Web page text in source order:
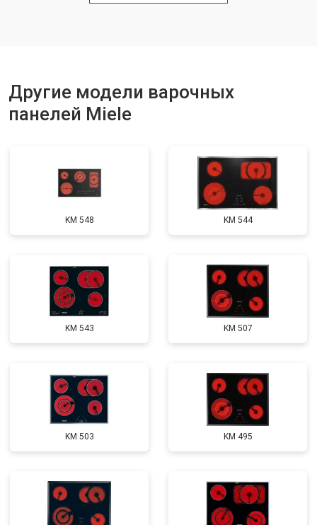
Другие модели варочных
панелей Miele
KM 548 KM 544
KM 543 KM 507
KM 503 KM 495